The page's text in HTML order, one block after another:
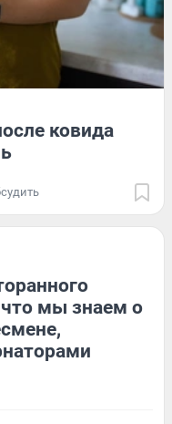
ковида
что мы знаем о